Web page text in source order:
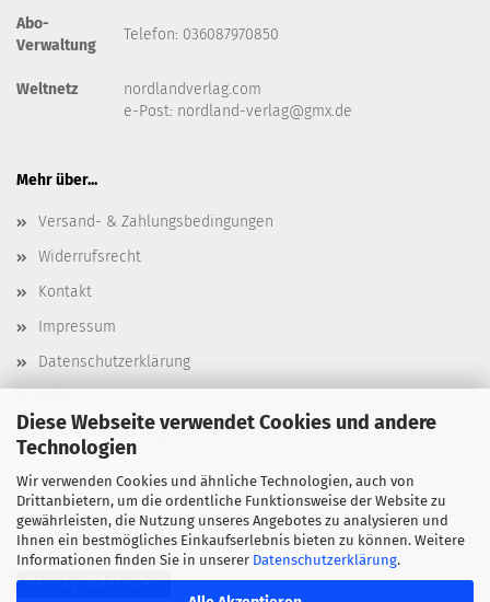
Diese Webseite verwendet Cookies und andere
Technologien
Wir verwenden Cookies und ähnliche Technologien, auch von
Drittanbietern, um die ordentliche Funktionsweise der Website zu
gewährleisten, die Nutzung unseres Angebotes zu analysieren und
Ihnen ein bestmögliches Einkaufserlebnis bieten zu können. Weitere
Informationen finden Sie in unserer Datenschutzerklärung.
Abo-
Verwaltung
Telefon: 036087970850
Weltnetz
nordlandverlag.com
e-Post: nordland-verlag@gmx.de
Mehr über...
Versand- & Zahlungsbedingungen
Widerrufsrecht
Kontakt
Impressum
Datenschutzerklärung
Cookie Einstellungen
Vertrag widerrufen